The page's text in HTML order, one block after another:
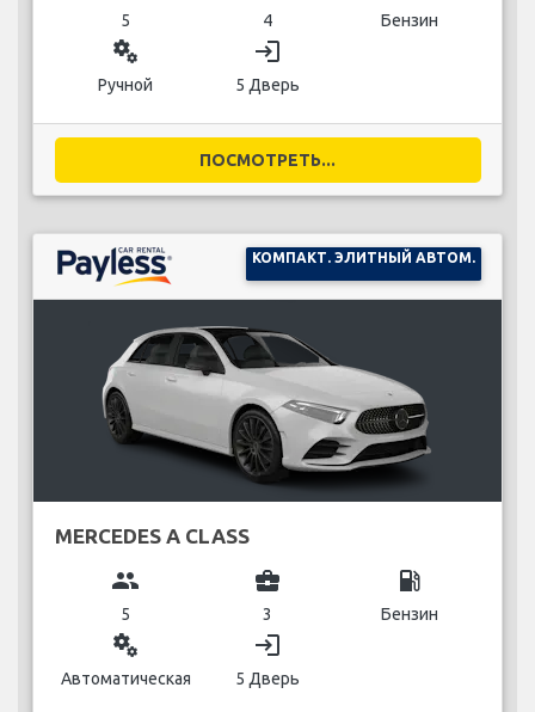
5 4 Бензин
miscellaneous_services
Ручной
login
5 Дверь
ПОСМОТРЕТЬ...
КОМПАКТ. ЭЛИТНЫЙ АВТОМ.
MERCEDES A CLASS
group
5
business_center
3
local_gas_station
Бензин
miscellaneous_services
Автоматическая
login
5 Дверь